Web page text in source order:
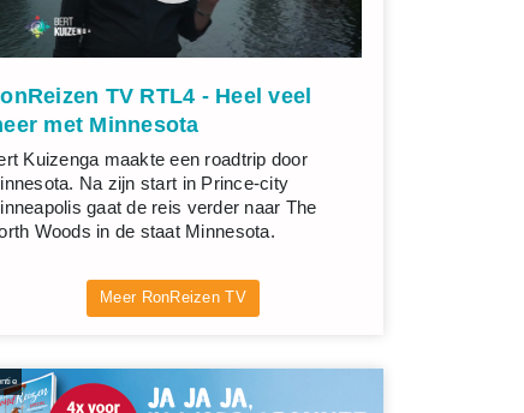
TV RTL4 - Heel veel
met Minnesota
Kuizenga maakte een roadtrip door
Na zijn start in Prince-city
gaat de reis verder naar The
Woods in de staat Minnesota.
Meer RonReizen TV